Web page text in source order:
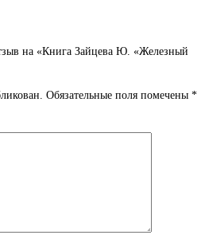
на «Книга Зайцева Ю. «Железный
Обязательные поля помечены *